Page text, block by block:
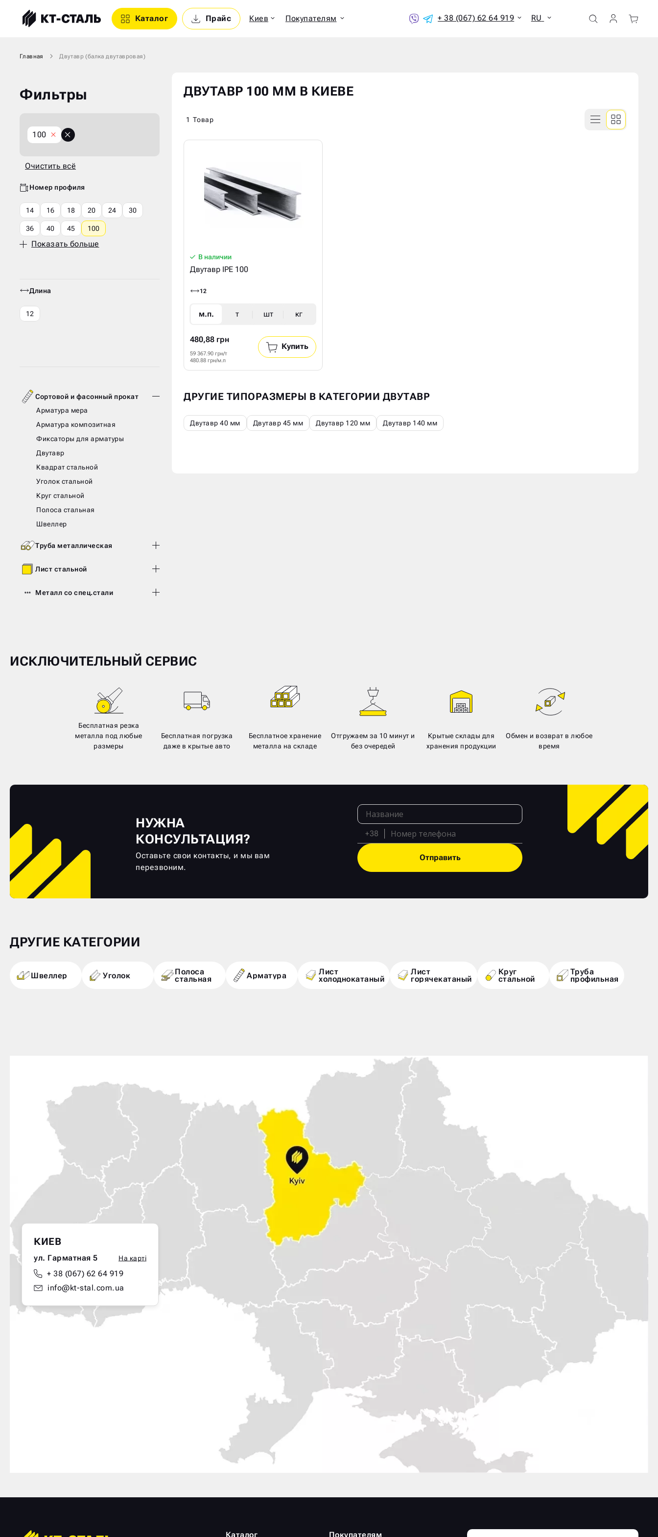
+ 38 (067) 62 64 919 RU
Каталог Прайс Киев Покупателям
Главная Двутавр (балка двутавровая)
Фильтры
100 X
Очистить
Очистить всё
Номер профиля
14 16 18 20 24 30
36 40 45 100
Показать больше
Длина
12
ДВУТАВР 100 ММ В КИЕВЕ
1 Товар
В наличии
Двутавр IPE 100
12
м.п. т шт кг
480,88 грн
59 367.90 грн/т
480.88 грн/м.п
Купить
ДРУГИЕ ТИПОРАЗМЕРЫ В КАТЕГОРИИ ДВУТАВР
Двутавр 40 мм Двутавр 45 мм Двутавр 120 мм Двутавр 140 мм
Сортовой и фасонный прокат
Арматура мера
Арматура композитная
Фиксаторы для арматуры
Двутавр
Квадрат стальной
Уголок стальной
Круг стальной
Полоса стальная
Швеллер
Труба металлическая
Лист стальной
Металл со спец.стали
ИСКЛЮЧИТЕЛЬНЫЙ СЕРВИС
Бесплатная резка
металла под любые
размеры
Бесплатная погрузка
даже в крытые авто
Бесплатное хранение
металла на складе
Отгружаем за 10 минут и
без очередей
Крытые склады для
хранения продукции
Обмен и возврат в любое
время
НУЖНА
КОНСУЛЬТАЦИЯ?
Оставьте свои контакты, и мы вам
перезвоним.
+38
Отправить
ДРУГИЕ КАТЕГОРИИ
Швеллер Уголок Полоса
стальная Арматура Лист
холоднокатаный
Лист
горячекатаный
Круг
стальной
Труба
профильная
КИЕВ
ул. Гарматная 5 На карті
+ 38 (067) 62 64 919
info@kt-stal.com.ua
Каталог Покупателям